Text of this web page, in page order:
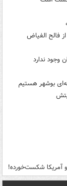
فالح الفیاض
وجود ندارد
بوشهر هستیم
و آمریکا شکست‌خورده!